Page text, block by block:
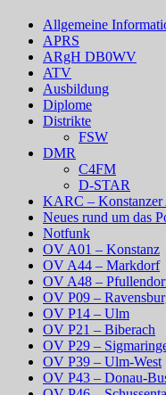
Allgemeine
APRS
ARgH DB0WV
ATV
Ausbildung
Diplome
Distrikte
FSW
DMR
C4FM
D-STAR
KARC – Konstanzer
Neues rund um das
Notfunk
OV A01 – Konstanz
OV A44 – Markdorf
OV A48 –
OV P09 –
OV P14 – Ulm
OV P21 – Biberach
OV P29 –
OV P39 – Ulm-West
OV P43 – Donau-